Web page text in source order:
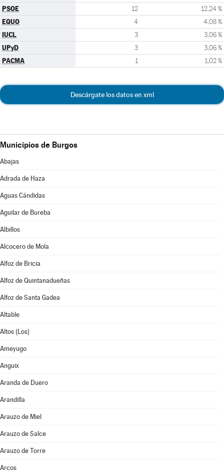
PSOE 12 12,24 %
EQUO 4 4,08 %
IUCL 3 3,06 %
UPyD 3 3,06 %
PACMA 1 1,02 %
Descárgate los datos en xml
Municipios de Burgos
Abajas
Adrada de Haza
Aguas Cándidas
Aguilar de Bureba
Albillos
Alcocero de Mola
Alfoz de Bricia
Alfoz de Quintanadueñas
Alfoz de Santa Gadea
Altable
Altos (Los)
Ameyugo
Anguix
Aranda de Duero
Arandilla
Arauzo de Miel
Arauzo de Salce
Arauzo de Torre
Arcos